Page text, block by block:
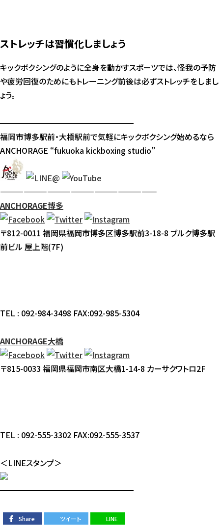
ストレッチは習慣化しましょう
キックボクシングのように全身を動かすスポーツでは、怪我の予防
や疲労回復のためにもトレーニング前後は必ずストレッチをしまし
ょう。
━━━━━━━━━━━━━━━━━
福岡市博多駅前・大橋駅前で気軽にキックボクシング始めるなら
ANCHORAGE “fukuoka kickboxing studio”
————————————————————
ANCHORAGE博多
〒812-0011 福岡県福岡市博多区博多駅前3-18-8 ブルク博多駅
前ビル 屋上階(7F)
TEL : 092-984-3498 FAX:092-985-5304
ANCHORAGE大橋
〒815-0033 福岡県福岡市南区大橋1-14-8 カーサクワトロ2F
TEL : 092-555-3302 FAX:092-555-3537
＜LINEスタンプ＞
━━━━━━━━━━━━━━━━━
Share ツイート LINE